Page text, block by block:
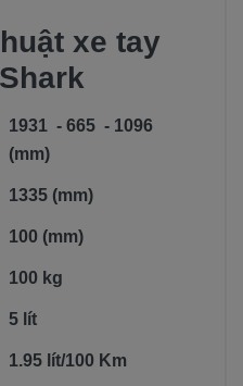
xe tay
1931 - 665 - 1096
(mm)
1335 (mm)
100 (mm)
100 kg
5 lít
1.95 lít/100 Km